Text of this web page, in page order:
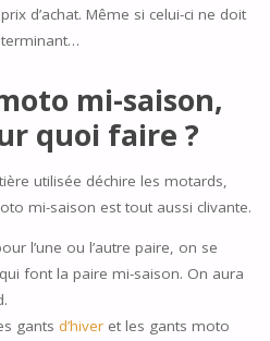
d’achat. Même si celui-ci ne doit
mi-saison,
quoi faire ?
utilisée déchire les motards,
mi-saison est tout aussi clivante.
l’une ou l’autre paire, on se
font la paire mi-saison. On aura
gants d’hiver et les gants moto